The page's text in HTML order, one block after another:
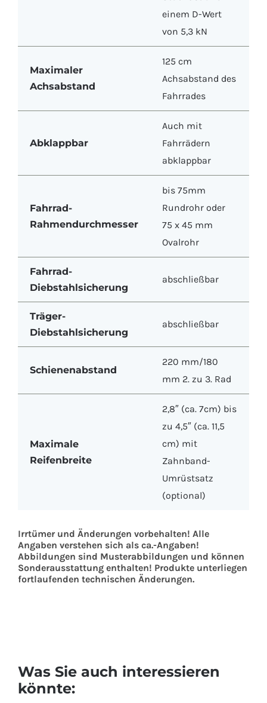
einem D-Wert
von 5,3 kN
Maximaler
Achsabstand
125 cm
Achsabstand des
Fahrrades
Abklappbar
Auch mit
Fahrrädern
abklappbar
Fahrrad-
Rahmendurchmesser
bis 75mm
Rundrohr oder
75 x 45 mm
Ovalrohr
Fahrrad-
Diebstahlsicherung
abschließbar
Träger-
Diebstahlsicherung
abschließbar
Schienenabstand
220 mm/180
mm 2. zu 3. Rad
Maximale
Reifenbreite
2,8″ (ca. 7cm) bis
zu 4,5″ (ca. 11,5
cm) mit
Zahnband-
Umrüstsatz
(optional)
Irrtümer und Änderungen vorbehalten! Alle
Angaben verstehen sich als ca.-Angaben!
Abbildungen sind Musterabbildungen und können
Sonderausstattung enthalten! Produkte unterliegen
fortlaufenden technischen Änderungen.
Was Sie auch interessieren
könnte: